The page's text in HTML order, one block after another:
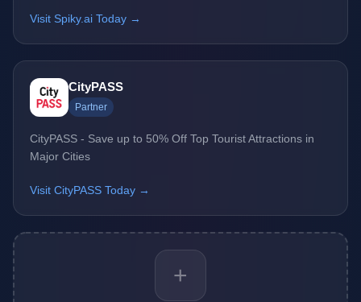
Visit Spiky.ai Today →
CityPASS
Partner
CityPASS - Save up to 50% Off Top Tourist Attractions in
Major Cities
Visit CityPASS Today →
+